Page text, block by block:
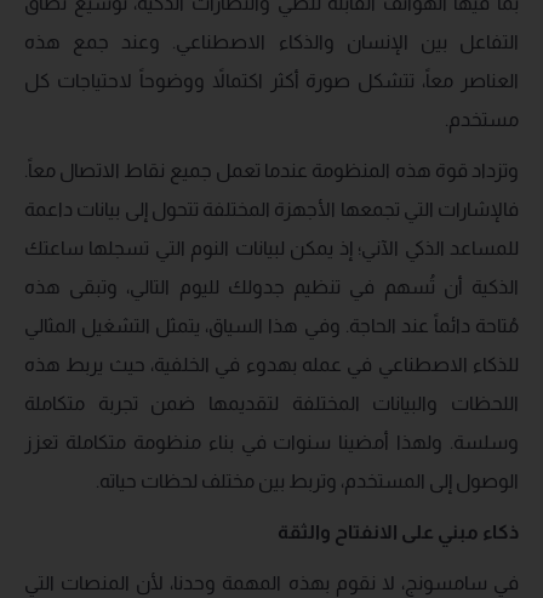
التفاعل بين الإنسان والذكاء الاصطناعي. وعند جمع هذه
العناصر معاً، تتشكل صورة أكثر اكتمالاً ووضوحاً لاحتياجات كل
مستخدم.
وتزداد قوة هذه المنظومة عندما تعمل جميع نقاط الاتصال معاً.
فالإشارات التي تجمعها الأجهزة المختلفة تتحول إلى بيانات داعمة
للمساعد الذكي الآني؛ إذ يمكن لبيانات النوم التي تسجلها ساعتك
الذكية أن تُسهم في تنظيم جدولك لليوم التالي، وتبقى هذه
مُتاحة دائماً عند الحاجة. وفي هذا السياق، يتمثل التشغيل المثالي
للذكاء الاصطناعي في عمله بهدوء في الخلفية، حيث يربط هذه
اللحظات والبيانات المختلفة لتقديمها ضمن تجربة متكاملة
وسلسة. ولهذا أمضينا سنوات في بناء منظومة متكاملة تعزز
الوصول إلى المستخدم، وتربط بين مختلف لحظات حياته.
ذكاء مبني على الانفتاح والثقة
في سامسونج، لا نقوم بهذه المهمة وحدنا، لأن المنصات التي